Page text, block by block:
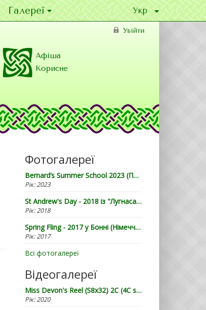
Галереї
Увійти
Афіша
Корисне
Фотогалереї
Bernard’s Summer School 2023 (Прага)
Рік:2023
St Andrew's Day - 2018 із "Лугнасадом"
Рік:2018
Spring Fling - 2017 у Бонні (Німеччина)
Рік:2017
Всі фотогалереї
Відеогалереї
Miss Devon's Reel (S8x32) 2C (4C set) by William Campbell (RSCDS Book 20) - Demo by Lugnasad
Рік:2020